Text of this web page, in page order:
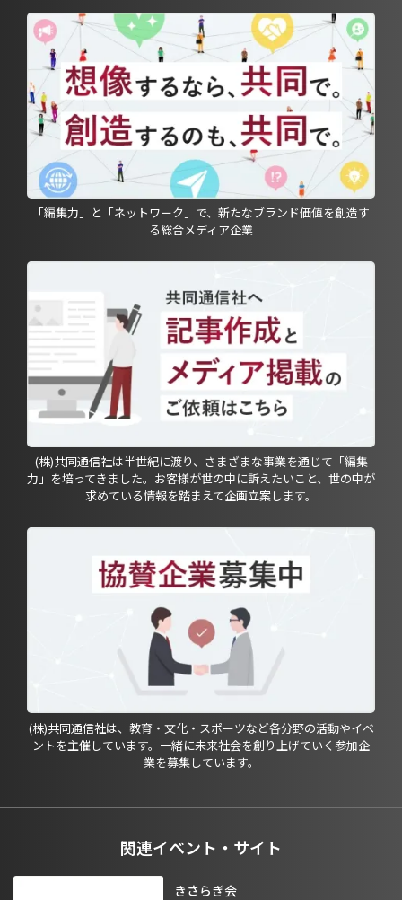
「編集力」と「ネットワーク」で、新たなブランド価値を創造す
る総合メディア企業
(株)共同通信社は半世紀に渡り、さまざまな事業を通じて「編集
力」を培ってきました。お客様が世の中に訴えたいこと、世の中が
求めている情報を踏まえて企画立案します。
(株)共同通信社は、教育・文化・スポーツなど各分野の活動やイベ
ントを主催しています。一緒に未来社会を創り上げていく参加企
業を募集しています。
関連イベント・サイト
きさらぎ会